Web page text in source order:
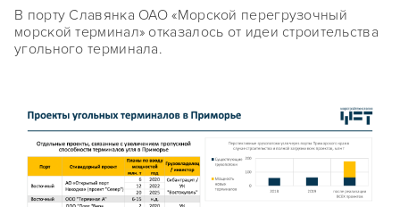
В порту Славянка ОАО «Морской перегрузочный
морской терминал» отказалось от идеи строительства
угольного терминала.